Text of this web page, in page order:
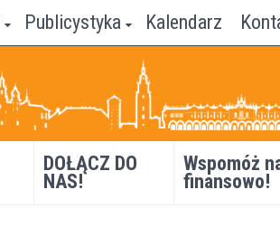
Publicystyka Kalendarz
DOŁĄCZ DO
NAS!
Wspomóż
finansowo!